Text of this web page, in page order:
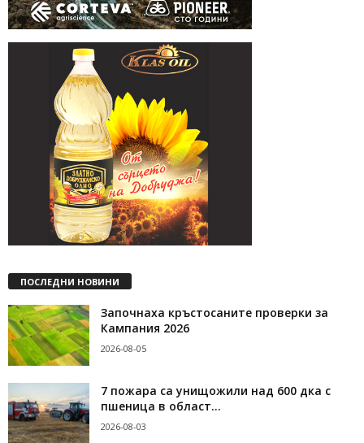
ПОСЛЕДНИ НОВИНИ
Започнаха кръстосаните проверки за
Кампания 2026
2026-08-05
7 пожара са унищожили над 600 дка с
пшеница в област...
2026-08-03